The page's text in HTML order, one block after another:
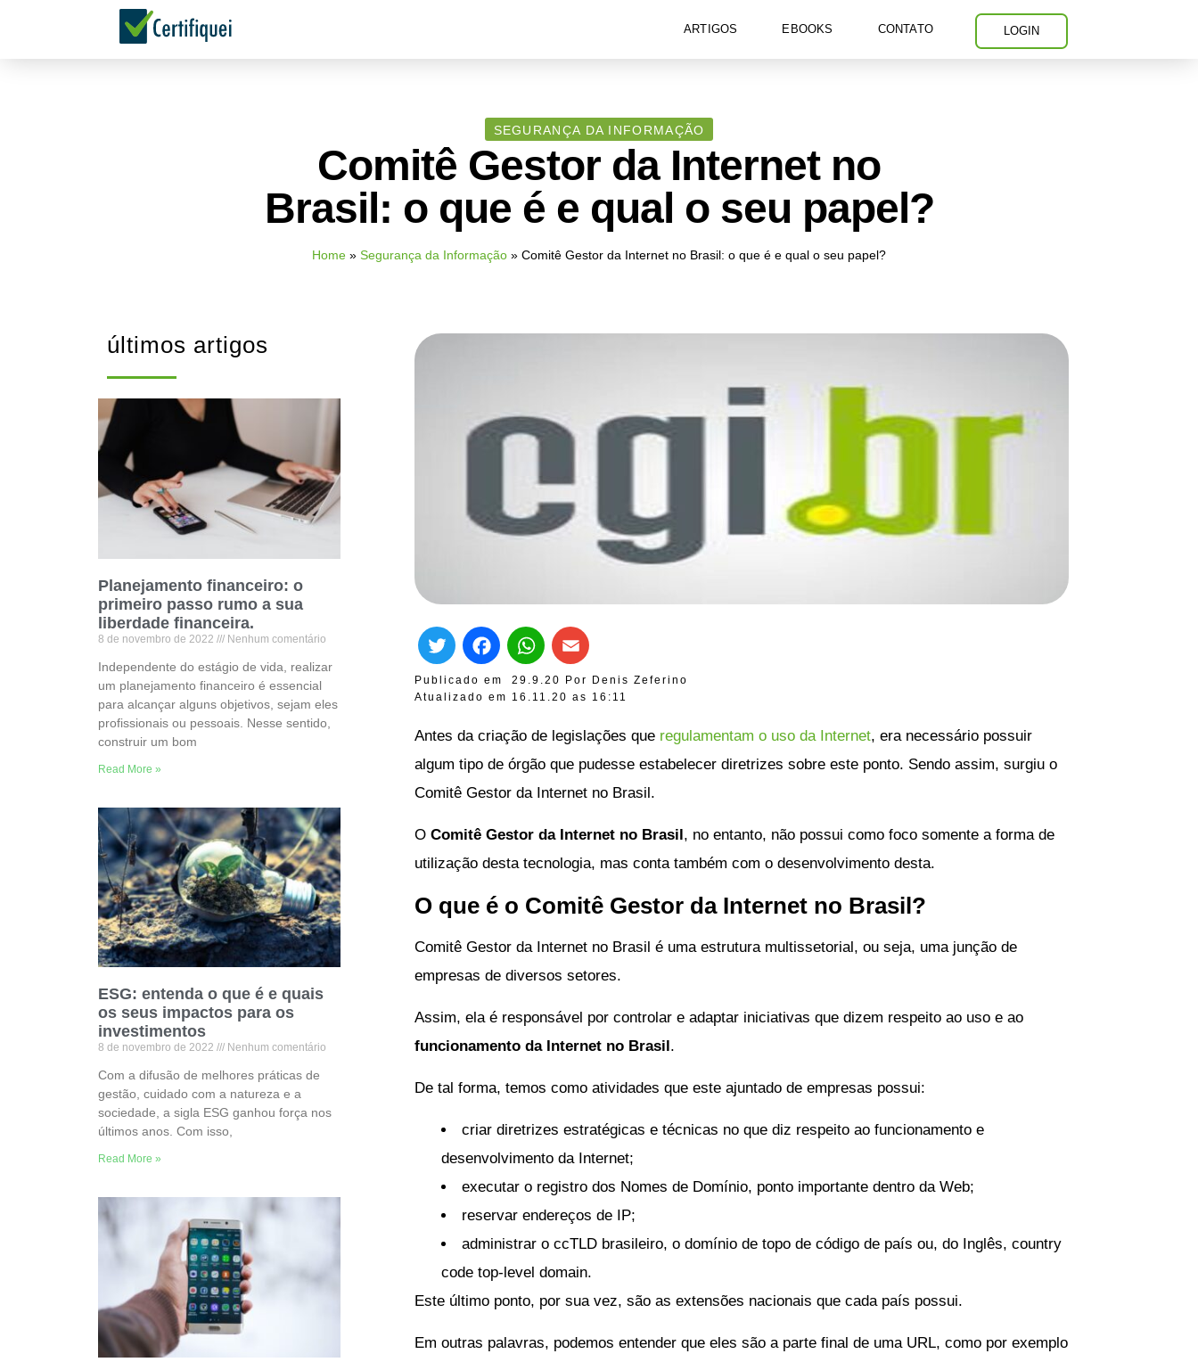
ARTIGOS EBOOKS CONTATO LOGIN
SEGURANÇA DA INFORMAÇÃO
Comitê Gestor da Internet no
Brasil: o que é e qual o seu papel?
Home » Segurança da Informação » Comitê Gestor da Internet no Brasil: o que é e qual o seu papel?
últimos artigos
Planejamento financeiro: o
primeiro passo rumo a sua
liberdade financeira.
8 de novembro de 2022 Nenhum comentário
Independente do estágio de vida, realizar
um planejamento financeiro é essencial
para alcançar alguns objetivos, sejam eles
profissionais ou pessoais. Nesse sentido,
construir um bom
Read More »
ESG: entenda o que é e quais
os seus impactos para os
investimentos
8 de novembro de 2022 Nenhum comentário
Com a difusão de melhores práticas de
gestão, cuidado com a natureza e a
sociedade, a sigla ESG ganhou força nos
últimos anos. Com isso,
Read More »
Publicado em 29.9.20 Por
Denis Zeferino
Atualizado em 16.11.20 as 16:11
TwitterFacebook
WhatsApp
Antes da criação de legislações que regulamentam o uso da Internet, era necessário possuir
algum tipo de órgão que pudesse estabelecer diretrizes sobre este ponto. Sendo assim, surgiu o
Comitê Gestor da Internet no Brasil.
O Comitê Gestor da Internet no Brasil, no entanto, não possui como foco somente a forma de
utilização desta tecnologia, mas conta também com o desenvolvimento desta.
O que é o Comitê Gestor da Internet no Brasil?
Comitê Gestor da Internet no Brasil é uma estrutura multissetorial, ou seja, uma junção de
empresas de diversos setores.
Assim, ela é responsável por controlar e adaptar iniciativas que dizem respeito ao uso e ao
funcionamento da Internet no Brasil.
De tal forma, temos como atividades que este ajuntado de empresas possui:
criar diretrizes estratégicas e técnicas no que diz respeito ao funcionamento e
desenvolvimento da Internet;
executar o registro dos Nomes de Domínio, ponto importante dentro da Web;
reservar endereços de IP;
administrar o ccTLD brasileiro, o domínio de topo de código de país ou, do Inglês, country
code top-level domain.
Este último ponto, por sua vez, são as extensões nacionais que cada país possui.
Em outras palavras, podemos entender que eles são a parte final de uma URL, como por exemplo